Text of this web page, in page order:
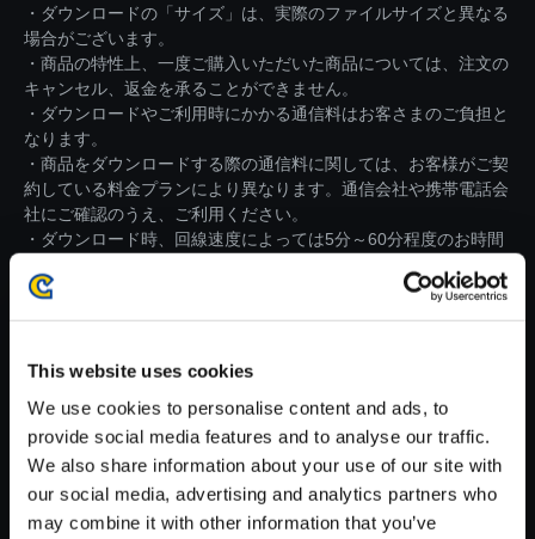
This website uses cookies
We use cookies to personalise content and ads, to
provide social media features and to analyse our traffic.
We also share information about your use of our site with
our social media, advertising and analytics partners who
may combine it with other information that you’ve
・ダウンロードの「サイズ」は、実際のファイルサイズと異なる
場合がございます。
・商品の特性上、一度ご購入いただいた商品については、注文の
キャンセル、返金を承ることができません。
・ダウンロードやご利用時にかかる通信料はお客さまのご負担と
なります。
・商品をダウンロードする際の通信料に関しては、お客様がご契
約している料金プランにより異なります。通信会社や携帯電話会
社にご確認のうえ、ご利用ください。
・ダウンロード時、回線速度によっては5分～60分程度のお時間
※ご購入いただいたファイルのダウンロードの際には、通信環境
【単曲】ロックマン ゼロ＆ゼク
ス サウンドBOX Twisted Vine